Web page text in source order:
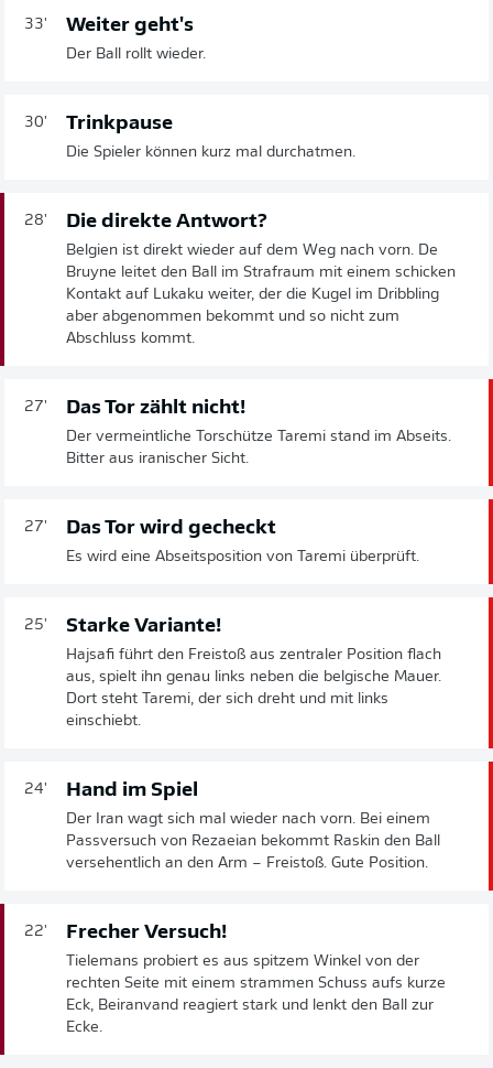
33' Weiter geht's
Der Ball rollt wieder.
30' Trinkpause
Die Spieler können kurz mal durchatmen.
28' Die direkte Antwort?
Belgien ist direkt wieder auf dem Weg nach vorn. De
Bruyne leitet den Ball im Strafraum mit einem schicken
Kontakt auf Lukaku weiter, der die Kugel im Dribbling
aber abgenommen bekommt und so nicht zum
Abschluss kommt.
27' Das Tor zählt nicht!
Der vermeintliche Torschütze Taremi stand im Abseits.
Bitter aus iranischer Sicht.
27' Das Tor wird gecheckt
Es wird eine Abseitsposition von Taremi überprüft.
25' Starke Variante!
Hajsafi führt den Freistoß aus zentraler Position flach
aus, spielt ihn genau links neben die belgische Mauer.
Dort steht Taremi, der sich dreht und mit links
einschiebt.
24' Hand im Spiel
Der Iran wagt sich mal wieder nach vorn. Bei einem
Passversuch von Rezaeian bekommt Raskin den Ball
versehentlich an den Arm – Freistoß. Gute Position.
22' Frecher Versuch!
Tielemans probiert es aus spitzem Winkel von der
rechten Seite mit einem strammen Schuss aufs kurze
Eck, Beiranvand reagiert stark und lenkt den Ball zur
Ecke.